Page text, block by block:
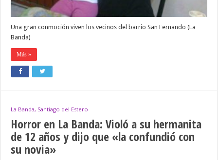
Una gran conmoción viven los vecinos del barrio San Fernando (La
Banda)
Más »
La Banda, Santiago del Estero
Horror en La Banda: Violó a su hermanita
de 12 años y dijo que «la confundió con
su novia»